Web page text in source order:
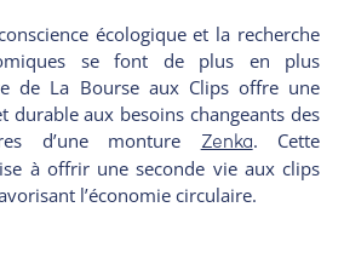
écologique et la recherche
se font de plus en plus
de La Bourse aux Clips offre une
durable aux besoins changeants des
d’une monture
Zenka. Cette
à offrir une seconde vie aux clips
l’économie circulaire.